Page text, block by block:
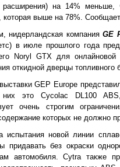
расширения) на 14%
которая выше на 78%.
нидерландская компанияGE
в июле прошлого года
Noryl GTX для
откидной дверцы топливного
GEP Europe
это Cycolac DL100
очень строгим
которых не должно
испытания новой линии
придавать без окраски
автомобиля. Cytra также